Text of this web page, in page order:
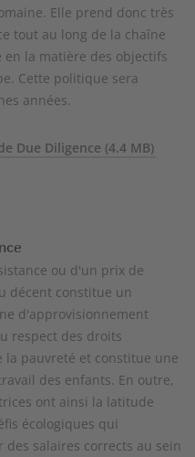
Elle prend donc très
tout au long de la chaîne
la matière des objectifs
Cette politique sera
années.
Due Diligence (4.4 MB)
ou d'un prix de
décent constitue un
d'approvisionnement
respect des droits
pauvreté et constitue une
des enfants. En outre,
ont ainsi la latitude
écologiques qui
des salaires corrects au sein